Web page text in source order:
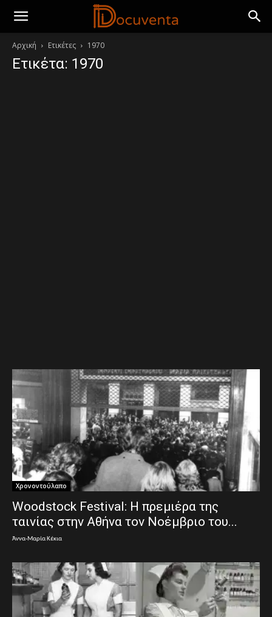
Αρχική Ετικέτες 1970
Ετικέτα: 1970
Χρονοντούλαπο
Woodstock Festival: Η πρεμιέρα της
ταινίας στην Αθήνα τον Νοέμβριο του...
Άννα-Μαρία Κέκια